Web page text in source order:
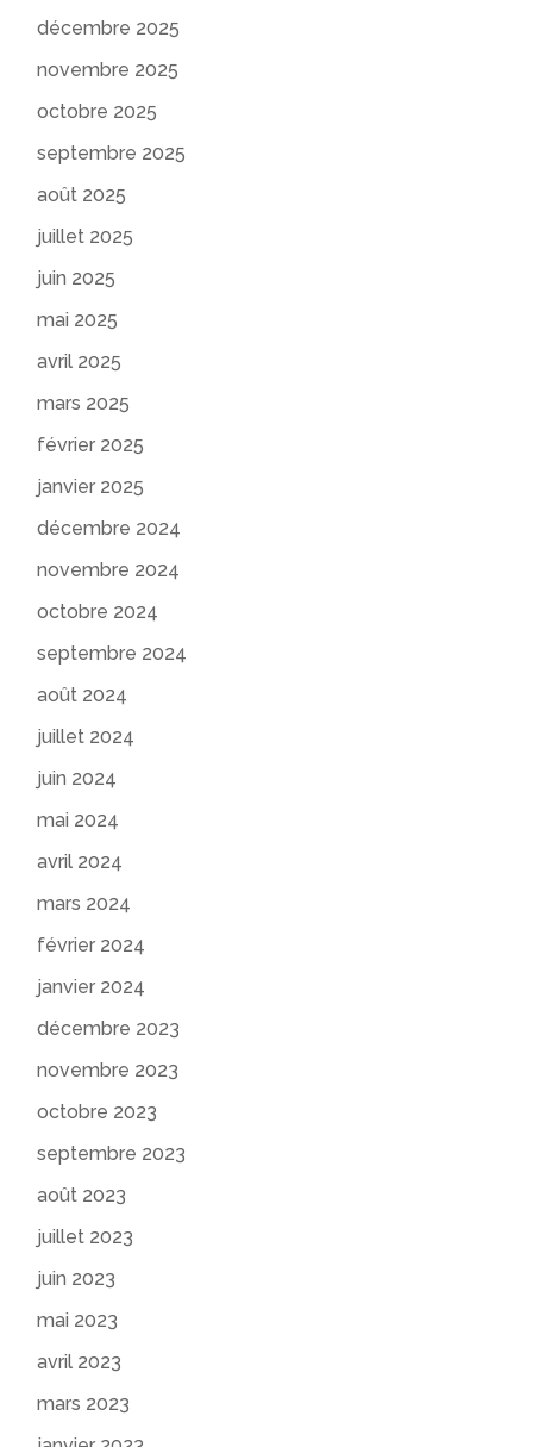
décembre 2025
novembre 2025
octobre 2025
septembre 2025
août 2025
juillet 2025
juin 2025
mai 2025
avril 2025
mars 2025
février 2025
janvier 2025
décembre 2024
novembre 2024
octobre 2024
septembre 2024
août 2024
juillet 2024
juin 2024
mai 2024
avril 2024
mars 2024
février 2024
janvier 2024
décembre 2023
novembre 2023
octobre 2023
septembre 2023
août 2023
juillet 2023
juin 2023
mai 2023
avril 2023
mars 2023